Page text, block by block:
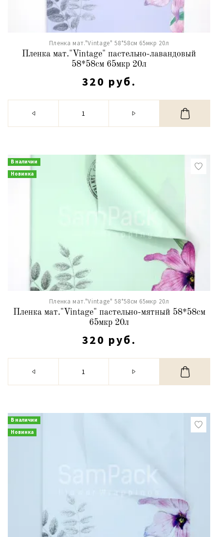
Пленка мат."Vintage" 58*58см 65мкр 20л
Пленка мат."Vintage" пастельно-лавандовый
58*58см 65мкр 20л
320 руб.
В наличии
Новинка
Пленка мат."Vintage" 58*58см 65мкр 20л
Пленка мат."Vintage" пастельно-мятный 58*58см
65мкр 20л
320 руб.
В наличии
Новинка